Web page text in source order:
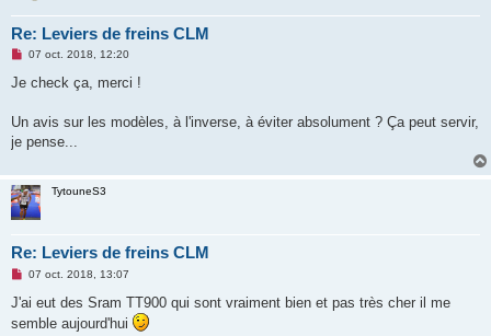
Re: Leviers de freins CLM
M
s
g
n
l
u
07 oct. 2018, 12:20
Je check ça, merci !
Un avis sur les modèles, à l'inverse, à éviter absolument ? Ça peut servir,
je pense...
TytouneS3
Re: Leviers de freins CLM
M
s
a
07 oct. 2018, 13:07
J'ai eut des Sram TT900 qui sont vraiment bien et pas très cher il me
semble aujourd'hui